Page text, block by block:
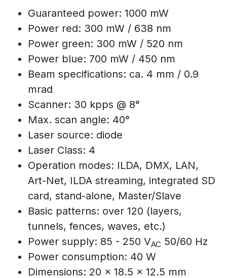
Guaranteed power: 1000 mW
Power red: 300 mW / 638 nm
Power green: 300 mW / 520 nm
Power blue: 700 mW / 450 nm
Beam specifications: ca. 4 mm / 0.9
mrad
Scanner: 30 kpps @ 8°
Max. scan angle: 40°
Laser source: diode
Laser Class: 4
Operation modes: ILDA, DMX, LAN,
Art-Net, ILDA streaming, integrated SD
card, stand-alone, Master/Slave
Basic patterns: over 120 (layers,
tunnels, fences, waves, etc.)
Power supply: 85 - 250 VAC 50/60 Hz
Power consumption: 40 W
Dimensions: 20 x 18.5 x 12.5 mm